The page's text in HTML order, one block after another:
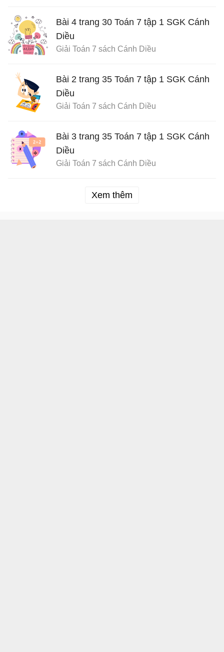
Bài 4 trang 30 Toán 7 tập 1 SGK Cánh
Diều
Giải Toán 7 sách Cánh Diều
Bài 2 trang 35 Toán 7 tập 1 SGK Cánh
Diều
Giải Toán 7 sách Cánh Diều
Bài 3 trang 35 Toán 7 tập 1 SGK Cánh
Diều
Giải Toán 7 sách Cánh Diều
Xem thêm